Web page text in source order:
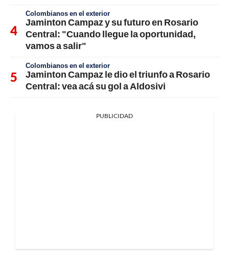
Colombianos en el exterior
Jaminton Campaz y su futuro en Rosario
Central: "Cuando llegue la oportunidad,
vamos a salir"
Colombianos en el exterior
Jaminton Campaz le dio el triunfo a Rosario
Central: vea acá su gol a Aldosivi
PUBLICIDAD